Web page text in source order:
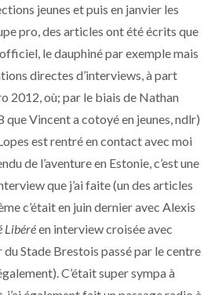
jeunes et puis en janvier les
pro, des articles ont été écrits que
le dauphiné par exemple mais
directes d’interviews, à part
2012, où; par le biais de Nathan
Vincent a cotoyé en jeunes, ndlr)
est rentré en contact avec moi
de l’aventure en Estonie, c’est une
que j’ai faite (un des articles
c’était en juin dernier avec Alexis
Libéréen interview croisée avec
Stade Brestois passé par le centre
C’était super sympa à